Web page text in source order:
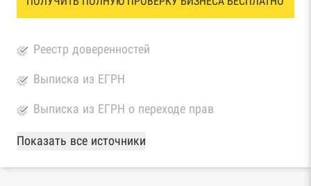
Реестр доверенностей
Выписка из ЕГРН
Выписка из ЕГРН о переходе прав
База Росстата
Реестры ЕГРЮЛ и ЕГРИП Федеральной
Показать все источники